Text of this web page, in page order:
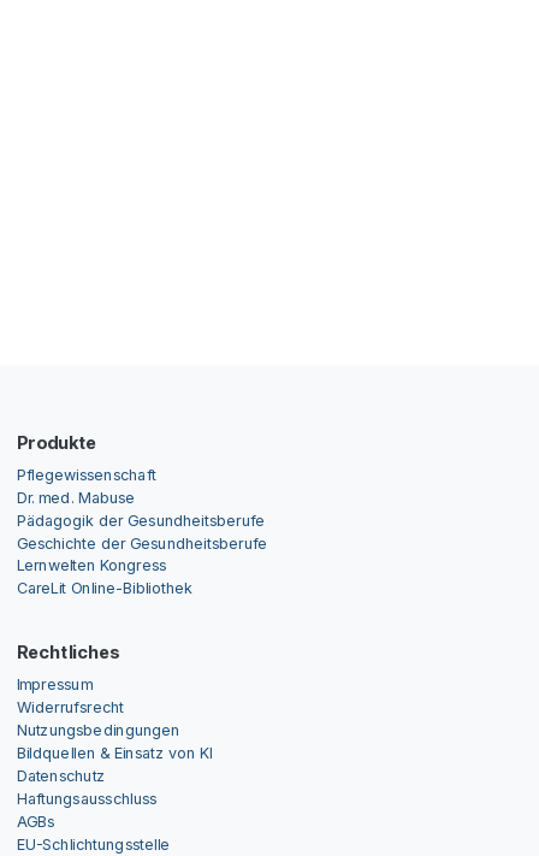
Produkte
Pflegewissenschaft
Dr. med. Mabuse
Pädagogik der Gesundheitsberufe
Geschichte der Gesundheitsberufe
Lernwelten Kongress
CareLit Online-Bibliothek
Rechtliches
Impressum
Widerrufsrecht
Nutzungsbedingungen
Bildquellen & Einsatz von KI
Datenschutz
Haftungsausschluss
AGBs
EU-Schlichtungsstelle